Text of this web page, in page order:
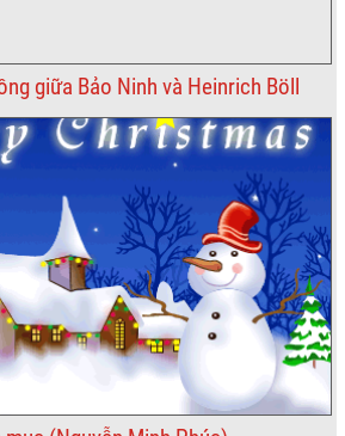
giữa Bảo Ninh và Heinrich Böll